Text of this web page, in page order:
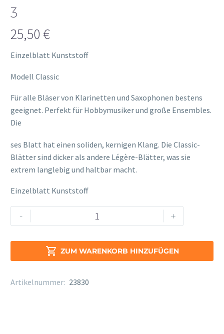
3
25,50 €
Einzelblatt Kunststoff
Modell Classic
Für alle Bläser von Klarinetten und Saxophonen bestens
geeignet. Perfekt für Hobbymusiker und große Ensembles.
Die
osteopathe-nyon-cabinet-monney
ses Blatt hat einen soliden, kernigen Klang. Die Classic-
Blätter sind dicker als andere Légère-Blätter, was sie
extrem langlebig und haltbar macht.
Einzelblatt Kunststoff
-
Legere
Classic
Stärke
Menge
+
 ZUM WARENKORB HINZUFÜGEN
Alternative:
Artikelnummer: 23830